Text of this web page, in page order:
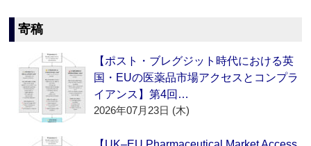
寄稿
【ポスト・ブレグジット時代における英
国・EUの医薬品市場アクセスとコンプラ
イアンス】第4回…
2026年07月23日 (木)